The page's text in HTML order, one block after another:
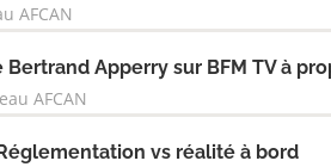
AFCAN
Apperry sur BFM TV à
AFCAN
vs réalité à bord